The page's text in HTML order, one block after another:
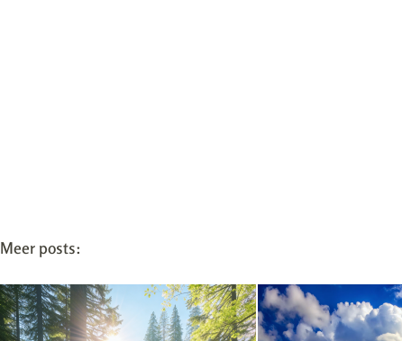
Meer posts: